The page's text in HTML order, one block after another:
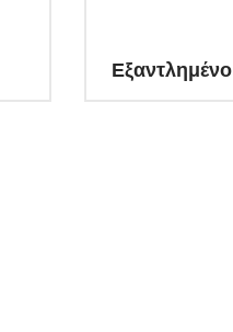
Εξαντλημένο